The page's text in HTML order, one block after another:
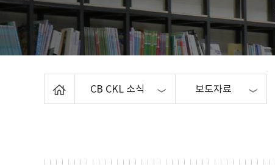
CB CKL 소식 보도자료